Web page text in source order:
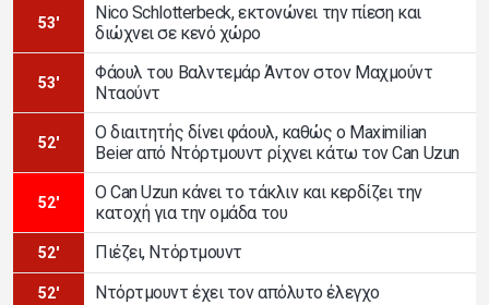
53'
Nico Schlotterbeck, εκτονώνει την πίεση και
διώχνει σε κενό χώρο
53'
Φάουλ του Βαλντεμάρ Άντον στον Μαχμούντ
Νταούντ
52'
Ο διαιτητής δίνει φάουλ, καθώς ο Maximilian
Beier από Ντόρτμουντ ρίχνει κάτω τον Can Uzun
52'
Ο Can Uzun κάνει το τάκλιν και κερδίζει την
κατοχή για την ομάδα του
52' Πιέζει, Ντόρτμουντ
52' Ντόρτμουντ έχει τον απόλυτο έλεγχο